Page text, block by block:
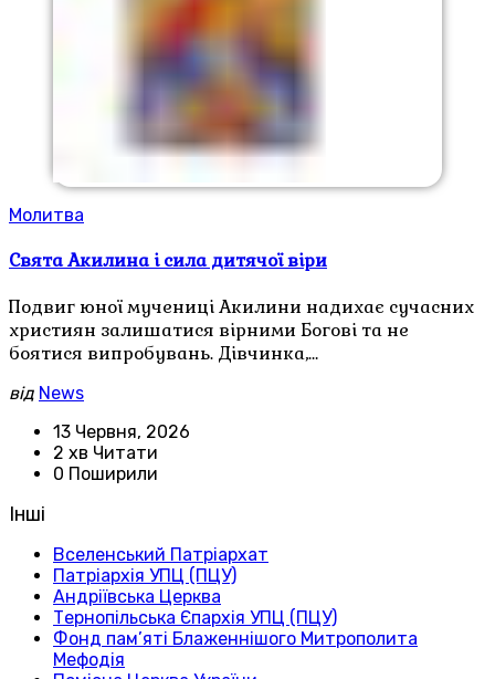
Молитва
Свята Акилина і сила дитячої віри
Подвиг юної мучениці Акилини надихає сучасних
християн залишатися вірними Богові та не
боятися випробувань. Дівчинка,…
від News
13 Червня, 2026
2 хв Читати
0 Поширили
Інші
Вселенський Патріархат
Патріархія УПЦ (ПЦУ)
Андріївська Церква
Тернопільська Єпархія УПЦ (ПЦУ)
Фонд пам’яті Блаженнішого Митрополита
Мефодія